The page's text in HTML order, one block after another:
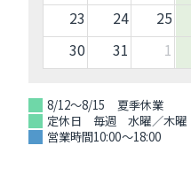
23
24 25
30
31 1
8/12～8/15 夏季休業
定休日 毎週 水曜／木曜
営業時間10:00～18:00